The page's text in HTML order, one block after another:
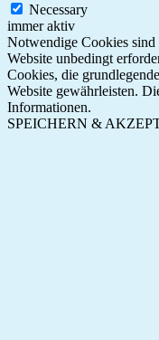
Necessary
immer aktiv
Notwendige Cookies
Website unbedingt
Cookies, die
Website gewährleisten.
Informationen.
SPEICHERN &